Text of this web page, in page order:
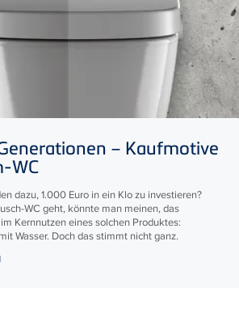
– Kaufmotive
WC
dazu, 1.000 Euro in ein Klo zu investieren?
WC geht, könnte man meinen, das
Kernnutzen eines solchen Produktes:
Wasser. Doch das stimmt nicht ganz.